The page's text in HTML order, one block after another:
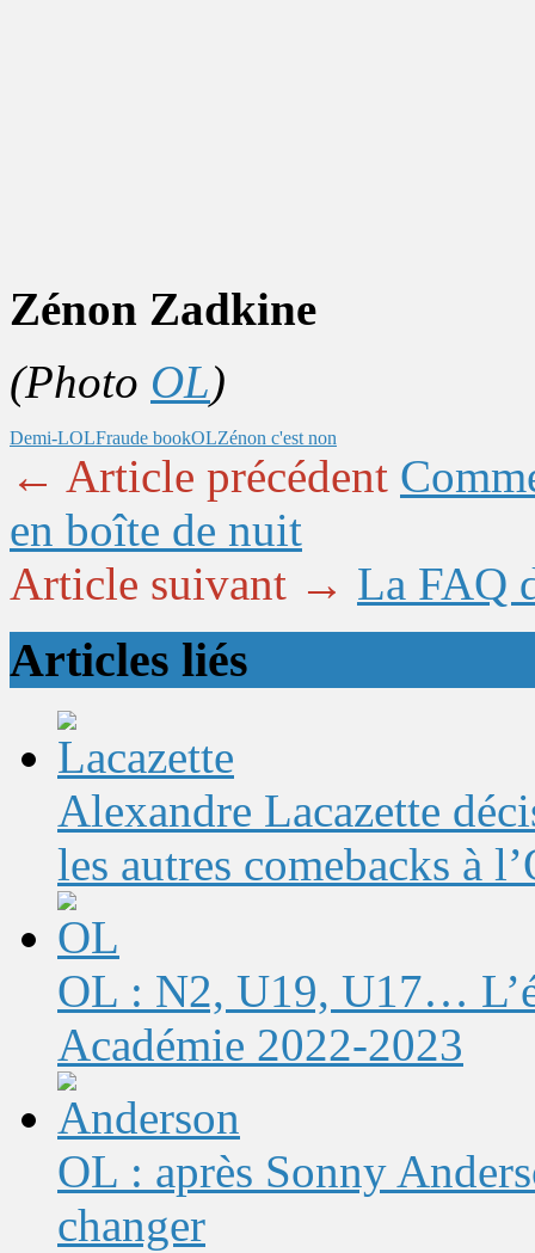
Zénon Zadkine
(Photo OL)
Demi-LOLFraude bookOLZénon c'est non
← Article précédent
en boîte de nuit
Article suivant → La FAQ
Articles liés
Alexandre Lacazette
les autres comebacks à
OL : N2, U19, U17…
Académie 2022-2023
OL : après Sonny
changer